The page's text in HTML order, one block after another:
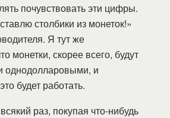
почувствовать эти цифры.
столбики из монеток!»
Я тут же
монетки, скорее всего, будут
однодолларовыми, и
будет работать.
раз, покупая что-нибудь